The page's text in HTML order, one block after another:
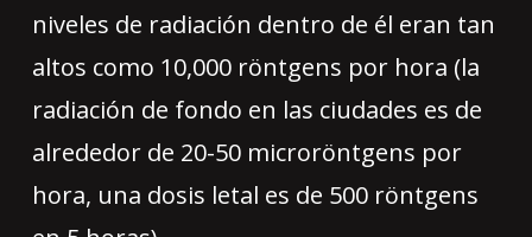
niveles de radiación dentro de él eran tan
altos como 10,000 röntgens por hora (la
radiación de fondo en las ciudades es de
alrededor de 20-50 microröntgens por
hora, una dosis letal es de 500 röntgens